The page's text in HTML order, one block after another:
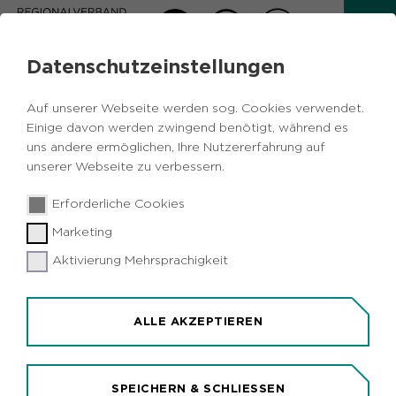
Datenschutzeinstellungen
Auf unserer Webseite werden sog. Cookies verwendet.
Einige davon werden zwingend benötigt, während es
uns andere ermöglichen, Ihre Nutzererfahrung auf
unserer Webseite zu verbessern.
Erforderliche Cookies
Marketing
Aktivierung Mehrsprachigkeit
ALLE AKZEPTIEREN
SPEICHERN & SCHLIESSEN
AKTUELLES
Zurück
Castrop-Rauxel
Recklinghausen
Online-Serviceportal Gelsenkirchen
Gelsenkirchen (idr). Mehr als 90 Dienstleistungen
Gelsenkirchen online. Die Stadt startet die
Pilotphase des neue Online-Serviceportals